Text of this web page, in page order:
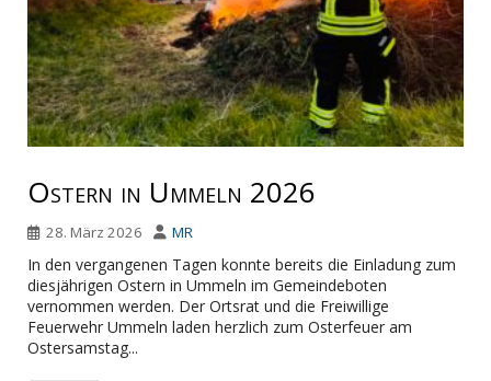
Ostern in Ummeln 2026
28. März 2026 MR
In den vergangenen Tagen konnte bereits die Einladung zum
diesjährigen Ostern in Ummeln im Gemeindeboten
vernommen werden. Der Ortsrat und die Freiwillige
Feuerwehr Ummeln laden herzlich zum Osterfeuer am
Ostersamstag...